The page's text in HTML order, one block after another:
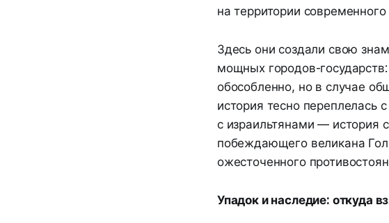
на территории
Здесь они создали свою
мощных городов-
обособленно, но в случае
история тесно переплелась
с израильтянами — история
побеждающего великана
ожесточенного
Упадок и наследие: откуда